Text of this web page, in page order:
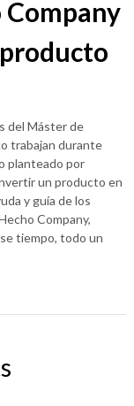
del Máster de
trabajan durante
planteado por
un producto en
y guía de los
Company,
tiempo, todo un